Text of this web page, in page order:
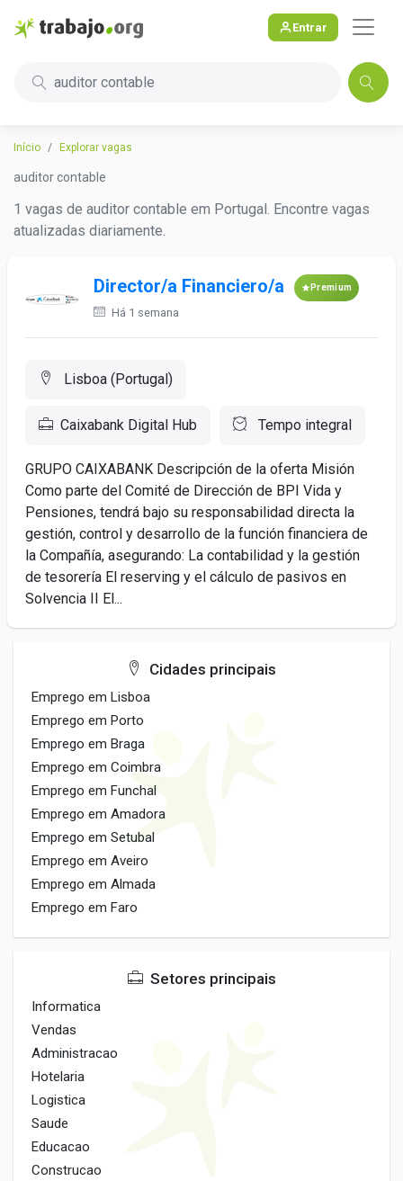
Entrar
auditor contable
Início Explorar vagas
auditor contable
1 vagas de auditor contable em Portugal. Encontre vagas
atualizadas diariamente.
Director/a Financiero/a Premium
Há 1 semana
Lisboa (Portugal)
Caixabank Digital Hub Tempo integral
GRUPO CAIXABANK Descripción de la oferta Misión
Como parte del Comité de Dirección de BPI Vida y
Pensiones, tendrá bajo su responsabilidad directa la
gestión, control y desarrollo de la función financiera de
la Compañía, asegurando: La contabilidad y la gestión
de tesorería El reserving y el cálculo de pasivos en
Solvencia II El...
Cidades principais
Emprego em Lisboa
Emprego em Porto
Emprego em Braga
Emprego em Coimbra
Emprego em Funchal
Emprego em Amadora
Emprego em Setubal
Emprego em Aveiro
Emprego em Almada
Emprego em Faro
Setores principais
Informatica
Vendas
Administracao
Hotelaria
Logistica
Saude
Educacao
Construcao